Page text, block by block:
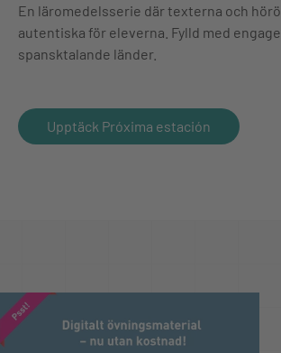
En läromedelsserie där texterna och
autentiska för eleverna. Fylld med
spansktalande länder.
Upptäck Próxima estación